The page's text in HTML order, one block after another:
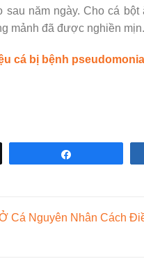
sau năm ngày. Cho cá
mảnh đã được nghiền mịn.
cá bị bệnh
Cá Nguyên Nhân Cách